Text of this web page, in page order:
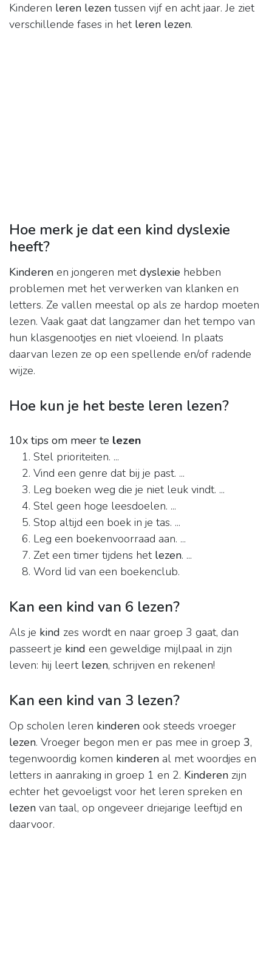
Kinderen leren lezen tussen vijf en acht jaar. Je ziet
verschillende fases in het leren lezen.
Hoe merk je dat een kind dyslexie
heeft?
Kinderen en jongeren metdyslexie hebben
problemen met het verwerken van klanken en
letters. Ze vallen meestal op als ze hardop moeten
lezen. Vaak gaat dat langzamer dan het tempo van
hun klasgenootjes en niet vloeiend. In plaats
daarvan lezen ze op een spellende en/of radende
wijze.
Hoe kun je het beste leren lezen?
10x tips om meer te lezen
Stel prioriteiten. ...
Vind een genre dat bij je past. ...
Leg boeken weg die je niet leuk vindt. ...
Stel geen hoge leesdoelen. ...
Stop altijd een boek in je tas. ...
Leg een boekenvoorraad aan. ...
Zet een timer tijdens het lezen. ...
Word lid van een boekenclub.
Kan een kind van 6 lezen?
Als je kind zes wordt en naar groep 3 gaat, dan
passeert je kind een geweldige mijlpaal in zijn
leven: hij leert lezen, schrijven en rekenen!
Kan een kind van 3 lezen?
Op scholen leren kinderen ook steeds vroeger
lezen. Vroeger begon men er pas mee in groep 3,
tegenwoordig komen kinderen al met woordjes en
letters in aanraking in groep 1 en 2. Kinderen zijn
echter het gevoeligst voor het leren spreken en
lezen van taal, op ongeveer driejarige leeftijd en
daarvoor.